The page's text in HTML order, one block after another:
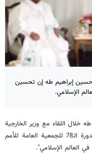
حسين إبراهيم طه إن تحسين
الإسلامي.
خلال اللقاء مع وزير الخارجية
الإيراني، حسين أمير عبد اللهيان على هامش الدورة الـ78 للجمعية العامة للأمم
العالم الإسلامي".